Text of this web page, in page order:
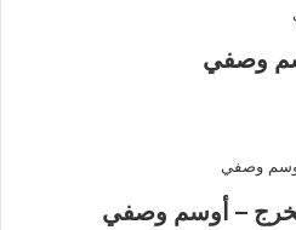
وصفي
– أوسم وصفي